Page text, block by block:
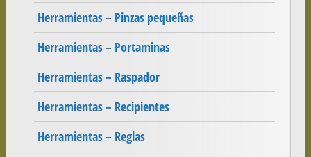
Herramientas – Pinzas pequeñas
Herramientas – Portaminas
Herramientas – Raspador
Herramientas – Recipientes
Herramientas – Reglas